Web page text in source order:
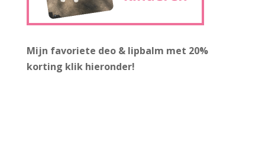
Mijn favoriete deo & lipbalm met 20%
korting klik hieronder!